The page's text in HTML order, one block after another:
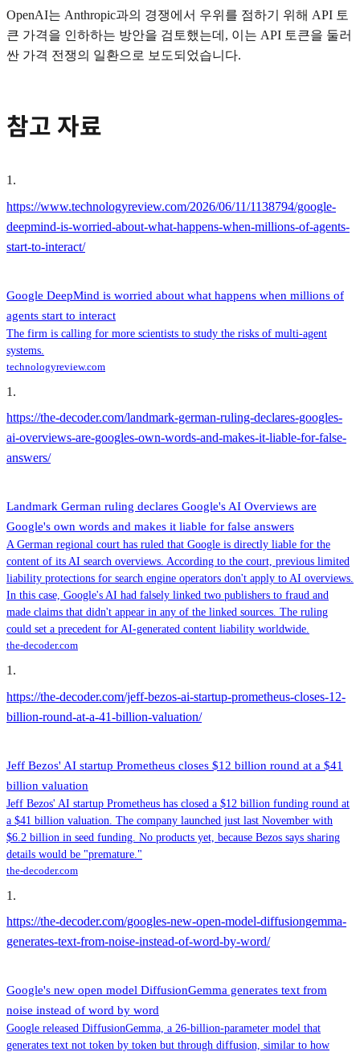
OpenAI는 Anthropic과의 경쟁에서 우위를 점하기 위해 API 토
큰 가격을 인하하는 방안을 검토했는데, 이는 API 토큰을 둘러
싼 가격 전쟁의 일환으로 보도되었습니다.
참고 자료
1 .
https://www.technologyreview.com/2026/06/11/1138794/google-
deepmind-is-worried-about-what-happens-when-millions-of-agents-
start-to-interact/
Google DeepMind is worried about what happens when millions of
agents start to interact
The firm is calling for more scientists to study the risks of multi-agent
systems.
technologyreview.com
1 .
https://the-decoder.com/landmark-german-ruling-declares-googles-
ai-overviews-are-googles-own-words-and-makes-it-liable-for-false-
answers/
Landmark German ruling declares Google's AI Overviews are
Google's own words and makes it liable for false answers
A German regional court has ruled that Google is directly liable for the
content of its AI search overviews. According to the court, previous limited
liability protections for search engine operators don't apply to AI overviews.
In this case, Google's AI had falsely linked two publishers to fraud and
made claims that didn't appear in any of the linked sources. The ruling
could set a precedent for AI-generated content liability worldwide.
the-decoder.com
1 .
https://the-decoder.com/jeff-bezos-ai-startup-prometheus-closes-12-
billion-round-at-a-41-billion-valuation/
Jeff Bezos' AI startup Prometheus closes $12 billion round at a $41
billion valuation
Jeff Bezos' AI startup Prometheus has closed a $12 billion funding round at
a $41 billion valuation. The company launched just last November with
$6.2 billion in seed funding. No products yet, because Bezos says sharing
details would be "premature."
the-decoder.com
1 .
https://the-decoder.com/googles-new-open-model-diffusiongemma-
generates-text-from-noise-instead-of-word-by-word/
Google's new open model DiffusionGemma generates text from
noise instead of word by word
Google released DiffusionGemma, a 26-billion-parameter model that
generates text not token by token but through diffusion, similar to how